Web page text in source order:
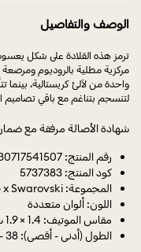
الوصف والتفاصيل
ترمز هذه القلادة على شكل
مركزية مطلية بالروديوم
واحدة من لآلئ كريستالية، بينما
لتنسجم بتناغم مع باقي
شهادة الأصالة مرفقة مع
رقم المنتج: 030717541507
كود المنتج: 5737383
المجموعة: Ariana Grande x Swarovski
اللون: ألوان متعددة
مقاس الموتيف: 1.4 × 1.9 سم
الطول (أدنى - أقصى): 38 - 45 سم